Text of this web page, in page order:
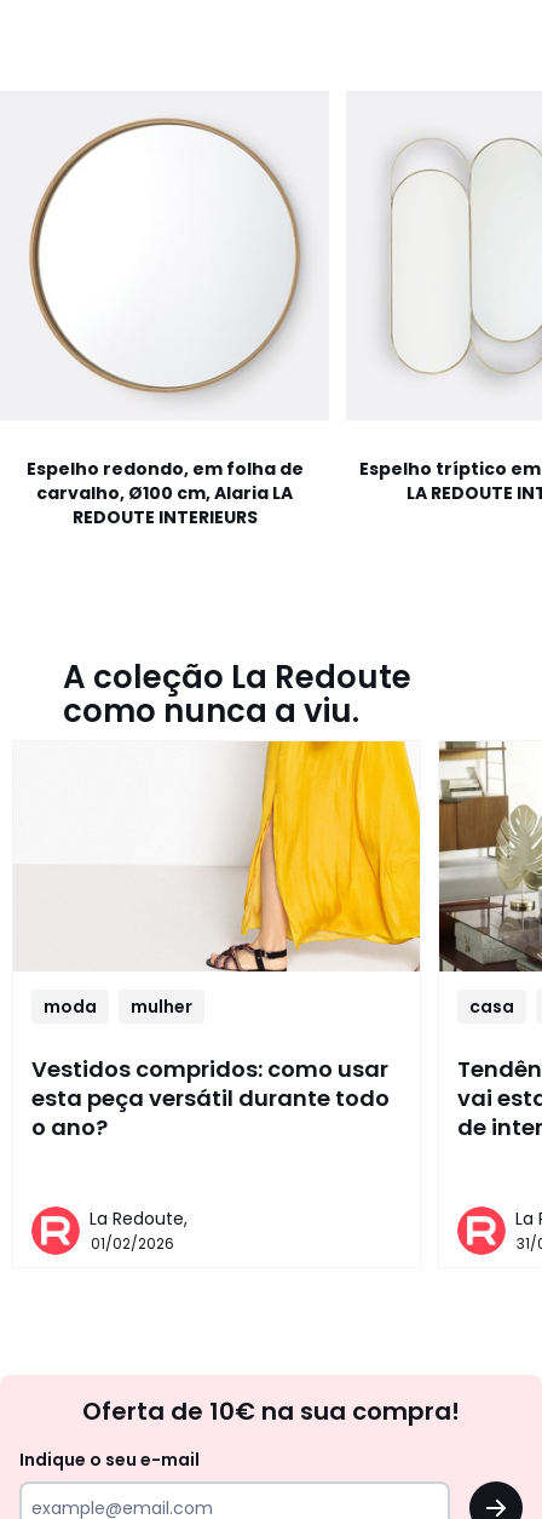
Espelho redondo, em folha de
carvalho, Ø100 cm, Alaria LA
REDOUTE INTERIEURS
Espelho tríptico
LA REDOUTE
A coleção La Redoute
como nunca a viu.
moda mulher
Vestidos compridos: como usar
esta peça versátil durante todo
o ano?
La Redoute,
01/02/2026
casa
vai
de
La
Oferta de 10€ na sua compra!
Indique o seu e-mail
OK